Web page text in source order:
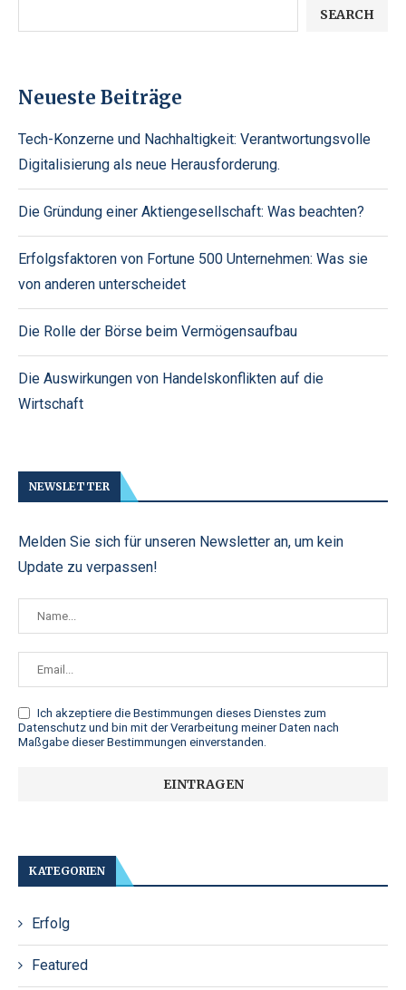
SEARCH
Neueste Beiträge
Tech-Konzerne und Nachhaltigkeit: Verantwortungsvolle
Digitalisierung als neue Herausforderung.
Die Gründung einer Aktiengesellschaft: Was beachten?
Erfolgsfaktoren von Fortune 500 Unternehmen: Was sie
von anderen unterscheidet
Die Rolle der Börse beim Vermögensaufbau
Die Auswirkungen von Handelskonflikten auf die
Wirtschaft
NEWSLETTER
Melden Sie sich für unseren Newsletter an, um kein
Update zu verpassen!
Ich akzeptiere die Bestimmungen dieses Dienstes zum
Datenschutz und bin mit der Verarbeitung meiner Daten nach
Maßgabe dieser Bestimmungen einverstanden.
KATEGORIEN
Erfolg
Featured